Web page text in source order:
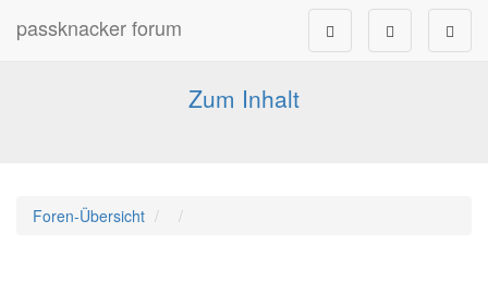
passknacker forum
Forum für alle Pässe- und Tourenfahrer
Zum Inhalt
Foren-Übersicht